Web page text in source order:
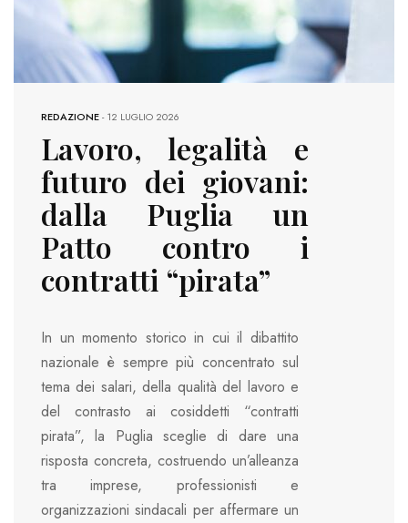
REDAZIONE-12 LUGLIO 2026
Lavoro, legalità e
futuro dei giovani:
dalla Puglia un
Patto contro i
contratti “pirata”
In un momento storico in cui il dibattito
nazionale è sempre più concentrato sul
tema dei salari, della qualità del lavoro e
del contrasto ai cosiddetti “contratti
pirata”, la Puglia sceglie di dare una
risposta concreta, costruendo un’alleanza
tra imprese, professionisti e
organizzazioni sindacali per affermare un